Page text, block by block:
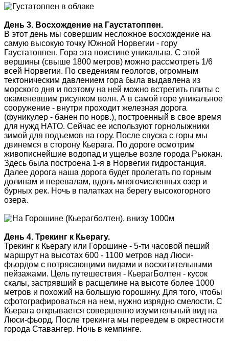
День 3. Восхождение на Гаустатоппен.
В этот день мы совершим несложное восхождение на
самую высокую точку Южной Норвегии - гору
Гаустатоппен. Гора эта поистине уникальна. С этой
вершины (свыше 1800 метров) можно рассмотреть 1/6
всей Норвегии. По сведениям геологов, огромным
тектоническим давлением гора была выдавлена из
морского дня и поэтому на ней можно встретить плиты с
окаменевшим рисунком волн. А в самой горе уникальное
сооружение - внутри проходит железная дорога
(фуникулер - банен по норв.), построенный в свое время
для нужд НАТО. Сейчас ее используют горнолыжники
зимой для подъемов на гору. После спуска с горы мы
двинемся в сторону Кьерага. По дороге осмотрим
живописнейшие водопад и ущелье возле города Рьюкан.
Здесь была построена 1-я в Норвегии гидростанция.
Далее дорога наша дорога будет пролегать по горным
долинам и перевалам, вдоль многочисленных озер и
бурных рек. Ночь в палатках на берегу высокогорного
озера.
День 4. Трекинг к Кьерагу.
Трекинг к Кьерагу или Горошине - 5-ти часовой пеший
маршрут на высотах 600 - 1100 метров над Люси-
фьордом с потрясающими видами и восхитительными
пейзажами. Цель путешествия - КьерагБолтен - кусок
скалы, застрявший в расщелине на высоте более 1000
метров и похожий на большую горошину. Для того, чтобы
сфотографироваться на нем, нужно изрядно смелости. С
Кьерага открывается совершенно изумительный вид на
Люси-фьорд. После трекинга мы переедем в окрестности
города Ставангер. Ночь в кемпинге.